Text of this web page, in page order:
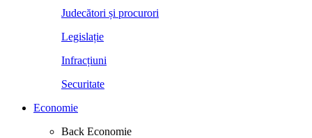
Judecători și procurori
Legislație
Infracțiuni
Securitate
Economie
Back Economie